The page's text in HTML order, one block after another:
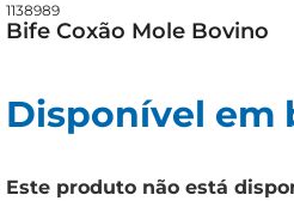
1138989
Bife Coxão Mole Bovino
Disponível em
Este produto não está
queijo
azeite